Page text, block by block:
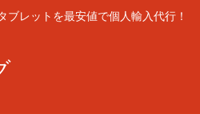
レットを最安値で個人輸入代行！